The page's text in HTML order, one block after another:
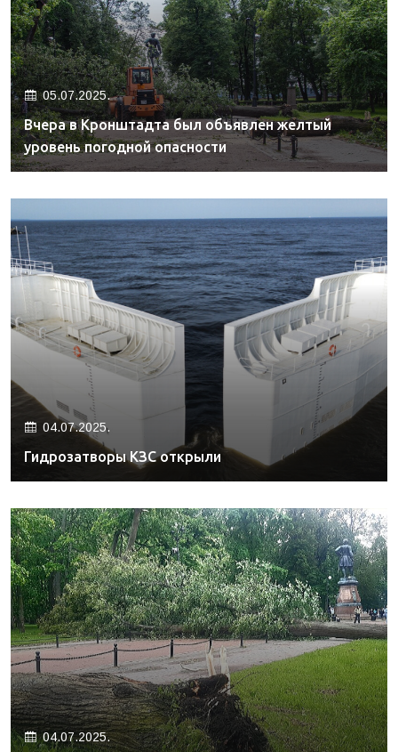
05.07.2025.
Вчера в Кронштадта был объявлен желтый
уровень погодной опасности
04.07.2025.
Гидрозатворы КЗС открыли
04.07.2025.